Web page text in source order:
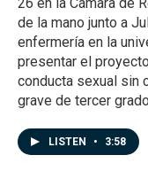
de la mano junto a
enfermería en la
presentar el
conducta sexual sin
grave de tercer grado
LISTEN • 3:58